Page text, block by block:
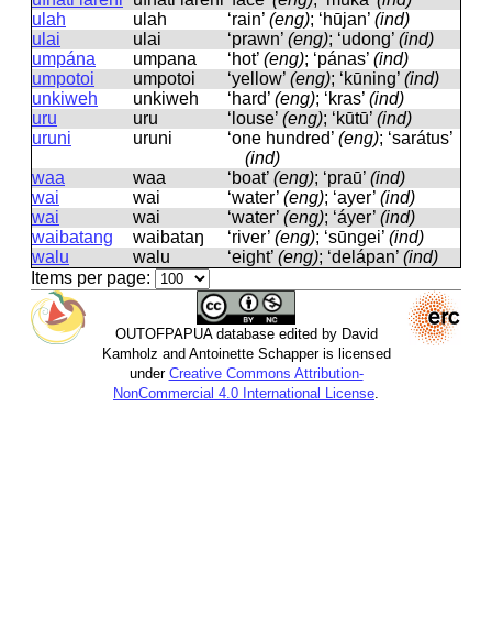
ulah
ulah ‘rain’ (eng); ‘hūjan’ (ind)
ulai
ulai ‘prawn’ (eng); ‘udong’ (ind)
umpána
umpana ‘hot’ (eng); ‘pánas’ (ind)
umpotoi
umpotoi ‘yellow’ (eng); ‘kūning’ (ind)
unkiweh
unkiweh ‘hard’ (eng); ‘kras’ (ind)
uru
uru ‘louse’ (eng); ‘kūtū’ (ind)
uruni
uruni ‘one hundred’ (eng); ‘sarátus’
(ind)
waa
waa ‘boat’ (eng); ‘praū’ (ind)
wai
wai ‘water’ (eng); ‘ayer’ (ind)
wai
wai ‘water’ (eng); ‘áyer’ (ind)
waibatang
waibataŋ ‘river’ (eng); ‘sūngei’ (ind)
walu
walu ‘eight’ (eng); ‘delápan’ (ind)
Items per page:
OUTOFPAPUA database edited by David
Kamholz and Antoinette Schapper is licensed
under Creative Commons Attribution-
NonCommercial 4.0 International License.